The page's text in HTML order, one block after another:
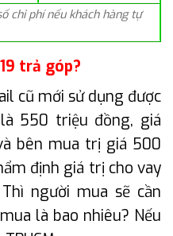
chi phí nếu khách hàng tự
trả góp?
cũ mới sử dụng được
550 triệu đồng, giá
bên mua trị giá 500
định giá trị cho vay
người mua sẽ cần
là bao nhiêu? Nếu